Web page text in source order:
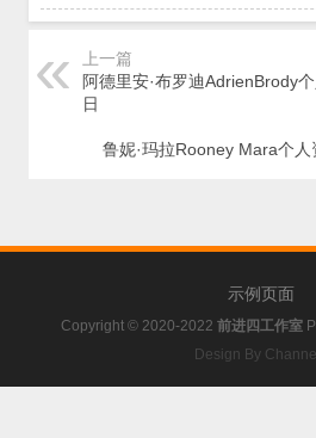
上一篇
阿德里安·布罗迪AdrienBrody
日
鲁妮·玛拉Rooney Mara个
示例页面
Copyright © 2020-2022 前进四工作室
Design By